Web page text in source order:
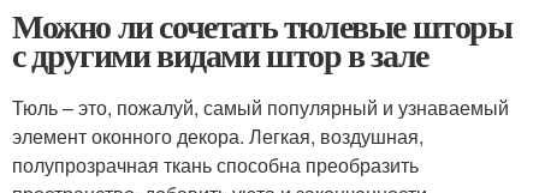
Можно ли сочетать тюлевые шторы
с другими видами штор в зале
Тюль – это, пожалуй, самый популярный и узнаваемый
элемент оконного декора. Легкая, воздушная,
полупрозрачная ткань способна преобразить